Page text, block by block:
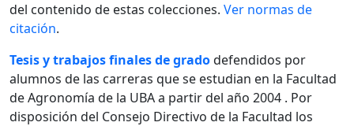
del contenido de estas colecciones. Ver normas de
citación.
Tesis y trabajos finales de gradodefendidos por
alumnos de las carreras que se estudian en la Facultad
de Agronomía de la UBA a partir del año 2004 . Por
disposición del Consejo Directivo de la Facultad los